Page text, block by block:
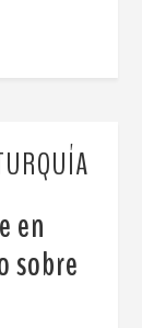
en
sobre